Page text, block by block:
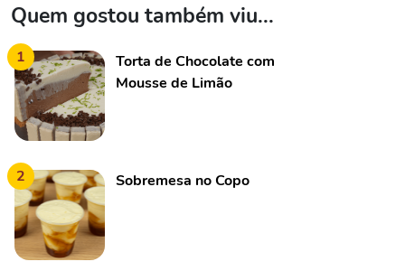
Quem gostou também viu...
1
Torta de Chocolate com
Mousse de Limão
2 Sobremesa no Copo